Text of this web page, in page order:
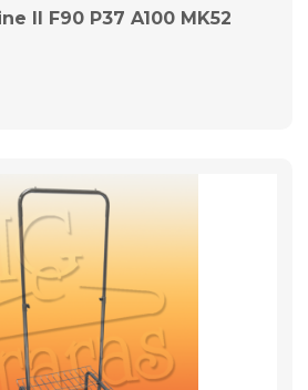
II F90 P37 A100 MK52